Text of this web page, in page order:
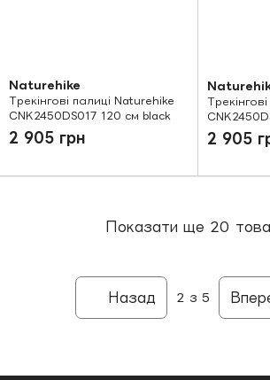
Naturehike
Трекінгові палиці Naturehike
CNK2450DS017 120 см black
2 905 грн 2 905
Показати ще 20
Назад 2 з 5